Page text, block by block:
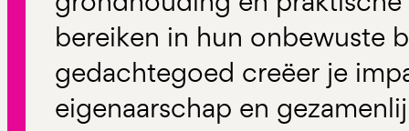
bereiken in hun onbewuste
gedachtegoed creëer je
eigenaarschap en